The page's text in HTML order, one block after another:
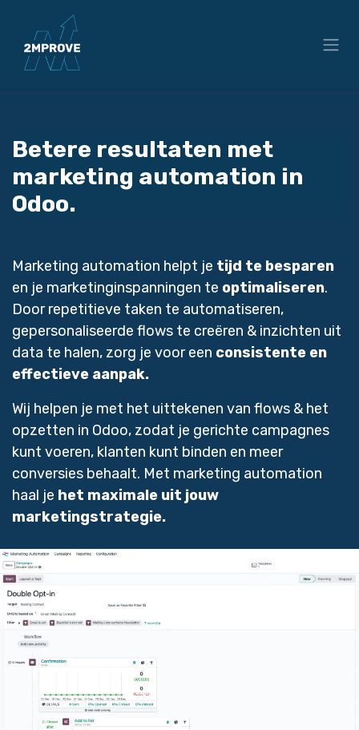
Betere resultaten met
marketing automation in
Odoo.
Marketing automation helpt je tijd te besparen
en je marketinginspanningen te optimaliseren.
Door repetitieve taken te automatiseren,
gepersonaliseerde flows te creëren & inzichten uit
data te halen, zorg je voor een consistente en
effectieve aanpak.
Wij helpen je met het uittekenen van flows & het
opzetten in Odoo, zodat je gerichte campagnes
kunt voeren, klanten kunt binden en meer
conversies behaalt. Met marketing automation
haal je het maximale uit jouw
marketingstrategie.